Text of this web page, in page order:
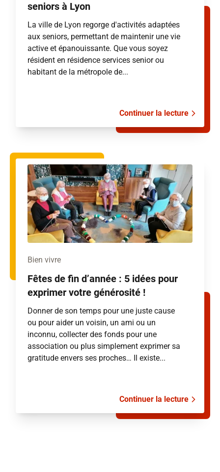
seniors à Lyon
La ville de Lyon regorge d'activités adaptées
aux seniors, permettant de maintenir une vie
active et épanouissante. Que vous soyez
résident en résidence services senior ou
habitant de la métropole de...
Continuer la lecture
Bien vivre
Fêtes de fin d’année : 5 idées pour
exprimer votre générosité !
Donner de son temps pour une juste cause
ou pour aider un voisin, un ami ou un
inconnu, collecter des fonds pour une
association ou plus simplement exprimer sa
gratitude envers ses proches… Il existe...
Continuer la lecture